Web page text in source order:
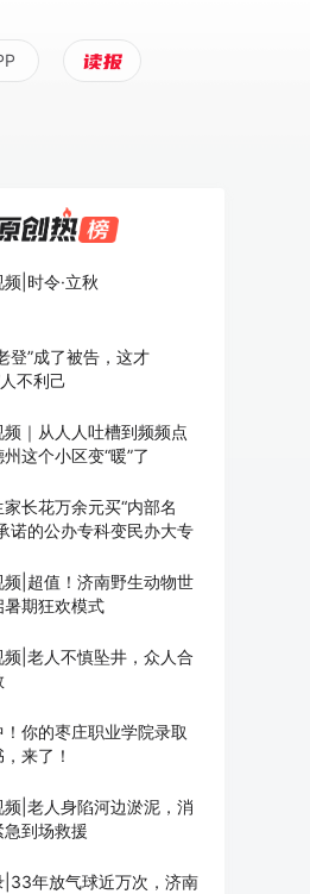
|时令·立秋
登”成了被告，这才
不利己
频｜从人人吐槽到频频点
这个小区变“暖”了
长花万余元买“内部名
诺的公办专科变民办大专
频|超值！济南野生动物世
暑期狂欢模式
频|老人不慎坠井，众人合
！你的枣庄职业学院录取
来了！
频|老人身陷河边淤泥，消
急到场救援
|33年放气球近万次，济南